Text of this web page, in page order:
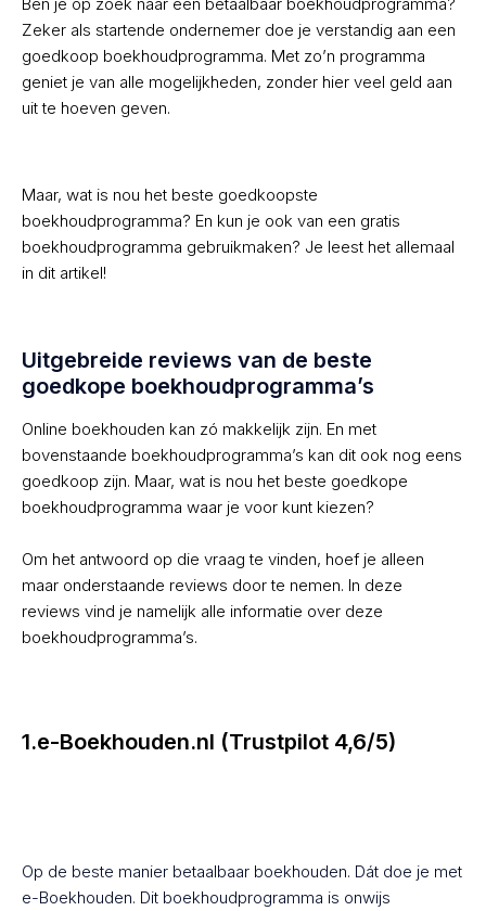
Zeker als startende ondernemer doe je verstandig aan een
goedkoop boekhoudprogramma. Met zo’n programma
geniet je van alle mogelijkheden, zonder hier veel geld aan
uit te hoeven geven.
Maar, wat is nou het beste goedkoopste
boekhoudprogramma? En kun je ook van een gratis
boekhoudprogramma gebruikmaken? Je leest het allemaal
in dit artikel!
Uitgebreide reviews van de beste
goedkope boekhoudprogramma’s
Online boekhouden kan zó makkelijk zijn. En met
bovenstaande boekhoudprogramma’s kan dit ook nog eens
goedkoop zijn. Maar, wat is nou het beste goedkope
boekhoudprogramma waar je voor kunt kiezen?
Om het antwoord op die vraag te vinden, hoef je alleen
maar onderstaande reviews door te nemen. In deze
reviews vind je namelijk alle informatie over deze
boekhoudprogramma’s.
1.e-Boekhouden.nl (Trustpilot 4,6/5)
Op de beste manier betaalbaar boekhouden. Dát doe je met
e-Boekhouden. Dit boekhoudprogramma is onwijs